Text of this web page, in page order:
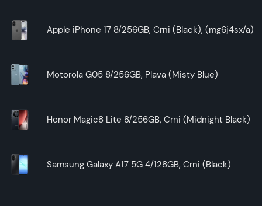
Apple iPhone 17 8/256GB, Crni (Black), (mg6j4sx/a)
Motorola G05 8/256GB, Plava (Misty Blue)
Honor Magic8 Lite 8/256GB, Crni (Midnight Black)
Samsung Galaxy A17 5G 4/128GB, Crni (Black)